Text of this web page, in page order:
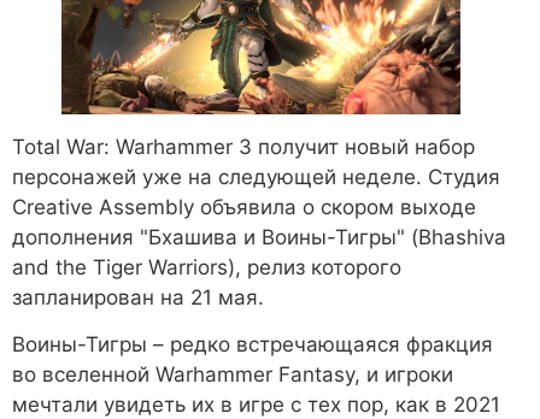
Total War: Warhammer 3 получит новый набор
персонажей уже на следующей неделе. Студия
Creative Assembly объявила о скором выходе
дополнения "Бхашива и Воины-Тигры" (Bhashiva
and the Tiger Warriors), релиз которого
запланирован на 21 мая.
Воины-Тигры – редко встречающаяся фракция
во вселенной Warhammer Fantasy, и игроки
мечтали увидеть их в игре с тех пор, как в 2021